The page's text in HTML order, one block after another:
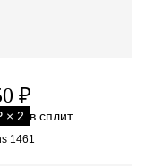
₽
× 2 в сплит
1461